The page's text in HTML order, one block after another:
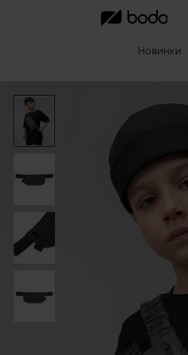
Новинки